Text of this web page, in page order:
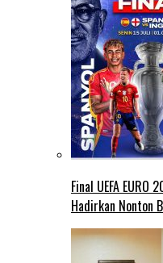
Final UEFA
Hadirkan Nonton